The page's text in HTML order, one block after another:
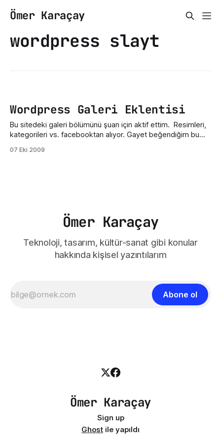
Ömer Karaçay
wordpress slayt
Wordpress Galeri Eklentisi
Bu sitedeki galeri bölümünü şuan için aktif ettim. Resimleri,
kategorileri vs. facebooktan alıyor. Gayet beğendiğim bu
edindim. Gayet güzel ve ayrıntılı bir şekilde anlatılmış.Sizde
07 Eki 2009
Ömer Karaçay
Teknoloji, tasarım, kültür-sanat gibi konular
hakkında kişisel yazıntılarım
Abone ol
Ömer Karaçay
Sign up
Ghost ile yapıldı